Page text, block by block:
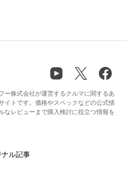
ー株式会社が運営するクルマに関するあ
イトです。価格やスペックなどの公式情
なレビューまで購入検討に役立つ情報を
ナル記事